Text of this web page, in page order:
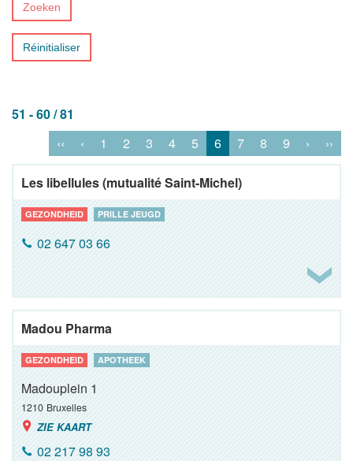
Zoeken
Réinitialiser
51 - 60 / 81
‹‹
‹ 1 2 3 4 5 6 7 8 9 › ››
Les libellules (mutualité Saint-Michel)
GEZONDHEID PRILLE JEUGD
02 647 03 66
Madou Pharma
GEZONDHEID APOTHEEK
Madouplein 1
1210 Bruxelles
ZIE KAART
02 217 98 93